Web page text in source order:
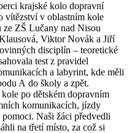
krajské kolo dopravní
vítězství v oblastním kole
ze ZŠ Lučany nad Nisou
Viktor Novák a Jiří
disciplín – teoretické
test z pravidel
a labyrint, kde měli
A do školy a zpět.
po dětském dopravním
komunikacích, jízdy
Naši žáci předvedli
na třetí místo, za což si